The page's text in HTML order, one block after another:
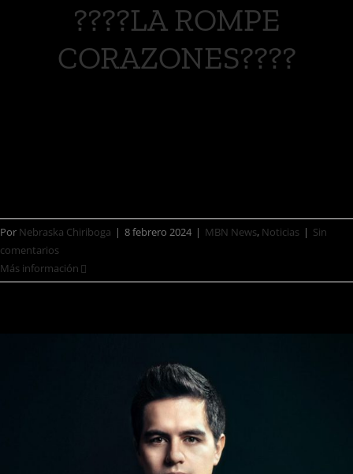
????LA ROMPE
CORAZONES????
Por Nebraska Chiriboga | 8 febrero 2024 | MBN News, Noticias | Sin
comentarios
Más información